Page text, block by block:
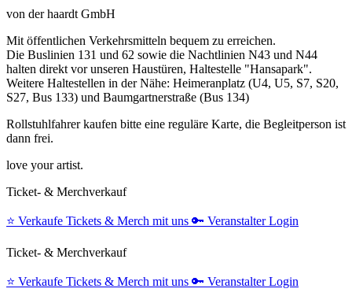
von der haardt GmbH
Mit öffentlichen Verkehrsmitteln bequem zu erreichen.
Die Buslinien 131 und 62 sowie die Nachtlinien N43 und N44
halten direkt vor unseren Haustüren, Haltestelle "Hansapark".
Weitere Haltestellen in der Nähe: Heimeranplatz (U4, U5, S7, S20,
S27, Bus 133) und Baumgartnerstraße (Bus 134)
Rollstuhlfahrer kaufen bitte eine reguläre Karte, die Begleitperson ist
dann frei.
love your artist.
Ticket- & Merchverkauf
⭐️ Verkaufe Tickets & Merch mit uns 🔑 Veranstalter Login
Ticket- & Merchverkauf
⭐️ Verkaufe Tickets & Merch mit uns 🔑 Veranstalter Login